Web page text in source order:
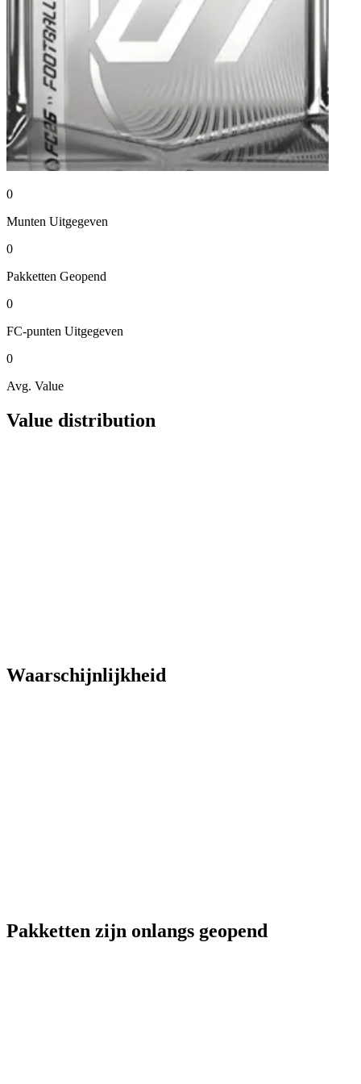
0
Munten Uitgegeven
0
Pakketten Geopend
0
FC-punten Uitgegeven
0
Avg. Value
Value distribution
Waarschijnlijkheid
Pakketten zijn onlangs geopend